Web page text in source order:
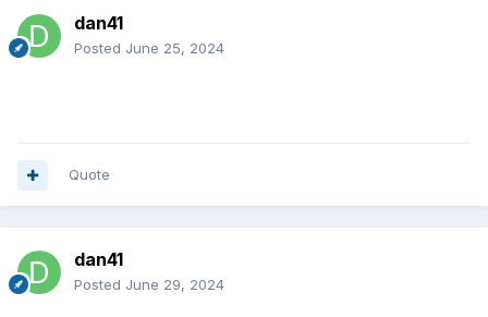
dan41
Posted June 25, 2024
Quote
dan41
Posted June 29, 2024